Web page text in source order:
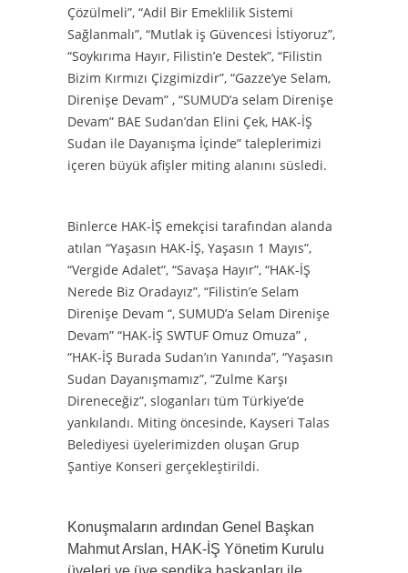
Çözülmeli”, “Adil Bir Emeklilik Sistemi
Sağlanmalı”, “Mutlak iş Güvencesi İstiyoruz”,
“Soykırıma Hayır, Filistin’e Destek”, “Filistin
Bizim Kırmızı Çizgimizdir”, “Gazze’ye Selam,
Direnişe Devam” , “SUMUD’a selam Direnişe
Devam” BAE Sudan’dan Elini Çek, HAK-İŞ
Sudan ile Dayanışma İçinde” taleplerimizi
içeren büyük afişler miting alanını süsledi.
Binlerce HAK-İŞ emekçisi tarafından alanda
atılan “Yaşasın HAK-İŞ, Yaşasın 1 Mayıs”,
“Vergide Adalet”, “Savaşa Hayır”, “HAK-İŞ
Nerede Biz Oradayız”, “Filistin’e Selam
Direnişe Devam “, SUMUD’a Selam Direnişe
Devam” “HAK-İŞ SWTUF Omuz Omuza” ,
“HAK-İŞ Burada Sudan’ın Yanında”, “Yaşasın
Sudan Dayanışmamız”, “Zulme Karşı
Direneceğiz”, sloganları tüm Türkiye’de
yankılandı. Miting öncesinde, Kayseri Talas
Belediyesi üyelerimizden oluşan Grup
Şantiye Konseri gerçekleştirildi.
Konuşmaların ardından Genel Başkan
Mahmut Arslan, HAK-İŞ Yönetim Kurulu